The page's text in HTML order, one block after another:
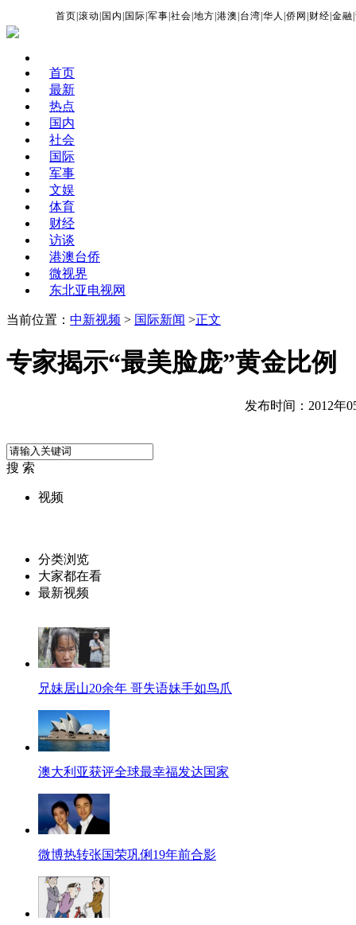
首页 |滚动 国内 国际 |军事 |社会 |地方 |港澳 台湾 |华人 |侨网 财经 |金融 |
首页
最新
热点
国内
社会
国际
军事
文娱
体育
财经
访谈
港澳台侨
微视界
东北亚电视网
当前位置： 中新视频 > 国际新闻 >正文
专家揭示“最美脸庞”黄金比例
发布时间：2012年
搜 索
视频
分类浏览
大家都在看
最新视频
兄妹居山20余年 哥失语妹手如鸟爪
澳大利亚获评全球最幸福发达国家
微博热转张国荣巩俐19年前合影